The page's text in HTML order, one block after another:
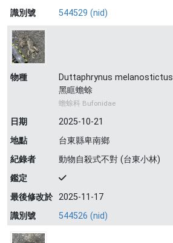
識別號
544529 (nid)
物種
Duttaphrynus melanostictus
黑眶蟾蜍
蟾蜍科 Bufonidae
日期
2025-10-21
地點
台東縣卑南鄉
紀錄者
動物自殺式不對 (台東小林)
鑑定
最後修改於 2025-11-17
識別號
544526 (nid)